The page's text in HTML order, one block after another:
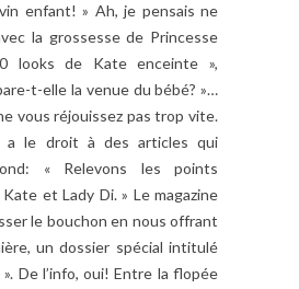
enfant! » Ah, je pensais ne
la grossesse de Princesse
looks de Kate enceinte »,
t-elle la venue du bébé? »…
vous réjouissez pas trop vite.
a le droit à des articles qui
« Relevons les points
et Lady Di. » Le magazine
le bouchon en nous offrant
un dossier spécial intitulé
». De l’info, oui! Entre la flopée